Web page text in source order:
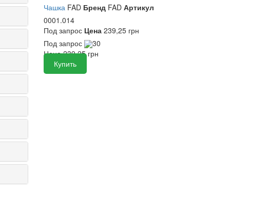
Чашка FAD БрендFAD Артикул
0001.014
Под запрос Цена239,25 грн
Под запрос
30
Цена 239,25грн
Купить